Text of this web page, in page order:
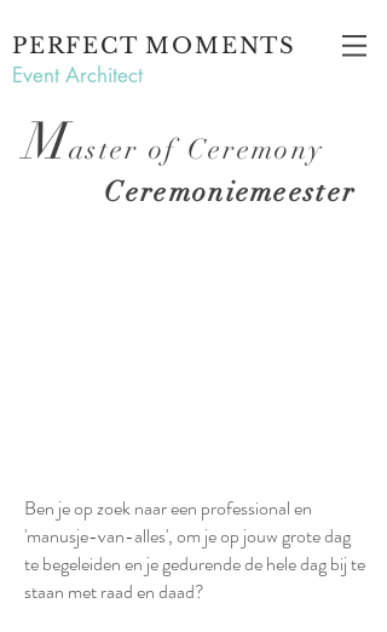
PERFECT MOMENTS
Event Architect
Master of Ceremony
Ceremoniemeester
Ben je op zoek naar een professional en
'manusje-van-alles', om je op jouw grote dag
te begeleiden en je gedurende de hele dag bij te
staan met raad en daad?